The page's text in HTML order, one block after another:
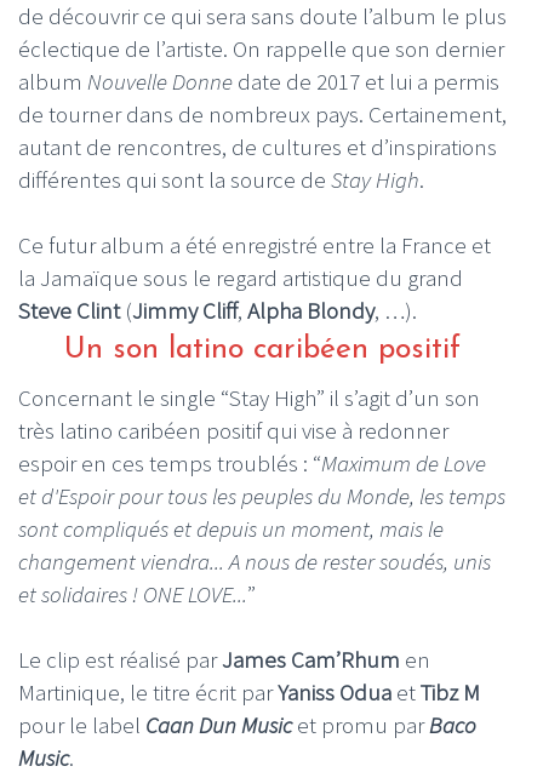
de découvrir ce qui sera sans doute l’album le plus
éclectique de l’artiste. On rappelle que son dernier
album Nouvelle Donne date de 2017 et lui a permis
de tourner dans de nombreux pays. Certainement,
autant de rencontres, de cultures et d’inspirations
différentes qui sont la source de Stay High.
Ce futur album a été enregistré entre la France et
la Jamaïque sous le regard artistique du grand
Steve Clint(Jimmy Cliff, Alpha Blondy, …).
Un son latino caribéen positif
Concernant le single “Stay High” il s’agit d’un son
très latino caribéen positif qui vise à redonner
espoir en ces temps troublés : “Maximum de Love
et d'Espoir pour tous les peuples du Monde, les temps
sont compliqués et depuis un moment, mais le
changement viendra... A nous de rester soudés, unis
et solidaires ! ONE LOVE...”
Le clip est réalisé parJames Cam’Rhum en
Martinique, le titre écrit parYaniss Odua etTibz M
pour le label Caan Dun Musicet promu parBaco
Music.